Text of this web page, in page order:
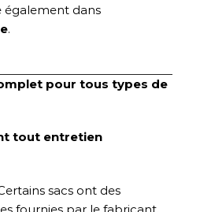
également dans
.
pour tous types de
tout entretien
sacs ont des